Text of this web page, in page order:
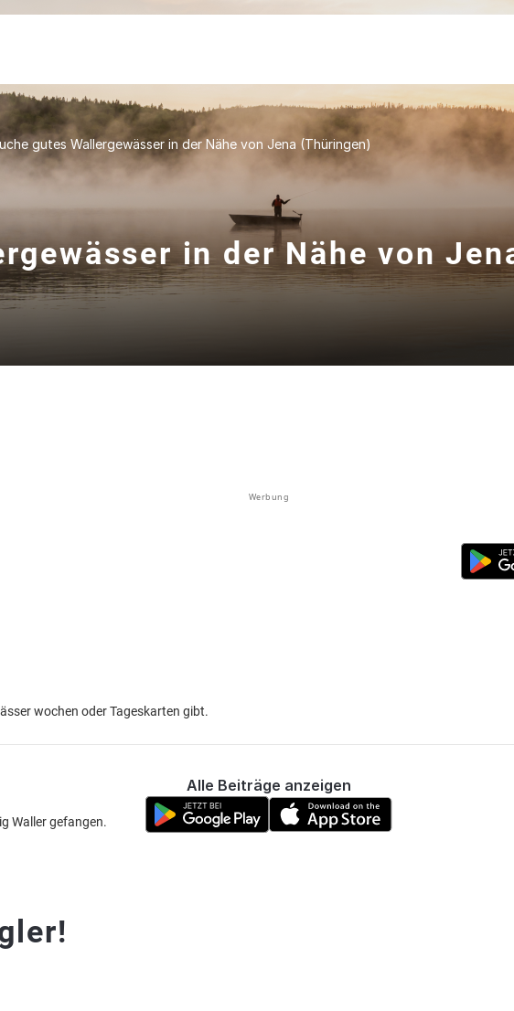
gutes Wallergewässer in der Nähe von Jena (Thüringen)
in der Nähe von
Werbung
wochen oder Tageskarten gibt.
Waller gefangen.
Alle Beiträge anzeigen